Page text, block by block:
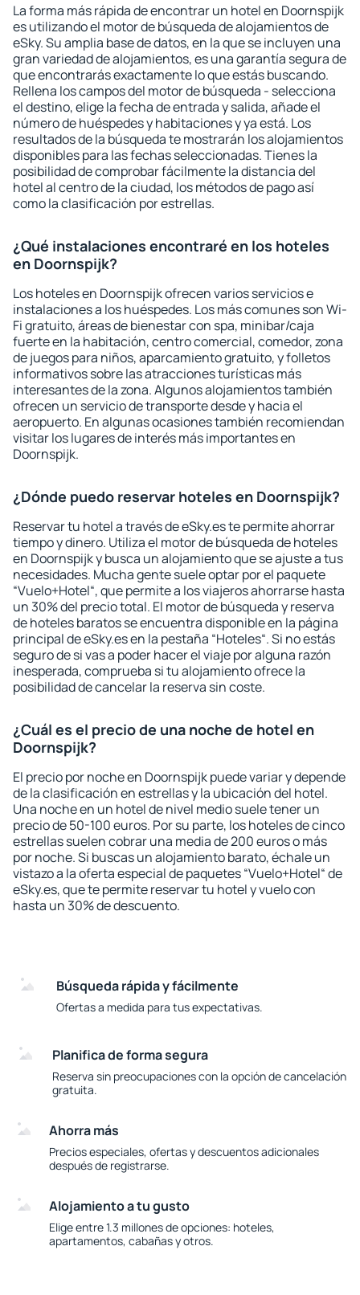
La forma más rápida de encontrar un hotel en Doornspijk
es utilizando el motor de búsqueda de alojamientos de
eSky. Su amplia base de datos, en la que se incluyen una
gran variedad de alojamientos, es una garantía segura de
que encontrarás exactamente lo que estás buscando.
Rellena los campos del motor de búsqueda - selecciona
el destino, elige la fecha de entrada y salida, añade el
número de huéspedes y habitaciones y ya está. Los
resultados de la búsqueda te mostrarán los alojamientos
disponibles para las fechas seleccionadas. Tienes la
posibilidad de comprobar fácilmente la distancia del
hotel al centro de la ciudad, los métodos de pago así
como la clasificación por estrellas.
¿Qué instalaciones encontraré en los hoteles
en Doornspijk?
Los hoteles en Doornspijk ofrecen varios servicios e
instalaciones a los huéspedes. Los más comunes son Wi-
Fi gratuito, áreas de bienestar con spa, minibar/caja
fuerte en la habitación, centro comercial, comedor, zona
de juegos para niños, aparcamiento gratuito, y folletos
informativos sobre las atracciones turísticas más
interesantes de la zona. Algunos alojamientos también
ofrecen un servicio de transporte desde y hacia el
aeropuerto. En algunas ocasiones también recomiendan
visitar los lugares de interés más importantes en
Doornspijk.
¿Dónde puedo reservar hoteles en Doornspijk?
Reservar tu hotel a través de eSky.es te permite ahorrar
tiempo y dinero. Utiliza el motor de búsqueda de hoteles
en Doornspijk y busca un alojamiento que se ajuste a tus
necesidades. Mucha gente suele optar por el paquete
“Vuelo+Hotel“, que permite a los viajeros ahorrarse hasta
un 30% del precio total. El motor de búsqueda y reserva
de hoteles baratos se encuentra disponible en la página
principal de eSky.es en la pestaña “Hoteles“. Si no estás
seguro de si vas a poder hacer el viaje por alguna razón
inesperada, comprueba si tu alojamiento ofrece la
posibilidad de cancelar la reserva sin coste.
¿Cuál es el precio de una noche de hotel en
Doornspijk?
El precio por noche en Doornspijk puede variar y depende
de la clasificación en estrellas y la ubicación del hotel.
Una noche en un hotel de nivel medio suele tener un
precio de 50-100 euros. Por su parte, los hoteles de cinco
estrellas suelen cobrar una media de 200 euros o más
por noche. Si buscas un alojamiento barato, échale un
vistazo a la oferta especial de paquetes “Vuelo+Hotel“ de
eSky.es, que te permite reservar tu hotel y vuelo con
hasta un 30% de descuento.
Búsqueda rápida y fácilmente
Ofertas a medida para tus expectativas.
Planifica de forma segura
Reserva sin preocupaciones con la opción de cancelación
gratuita.
Ahorra más
Precios especiales, ofertas y descuentos adicionales
después de registrarse.
Alojamiento a tu gusto
Elige entre 1.3 millones de opciones: hoteles,
apartamentos, cabañas y otros.